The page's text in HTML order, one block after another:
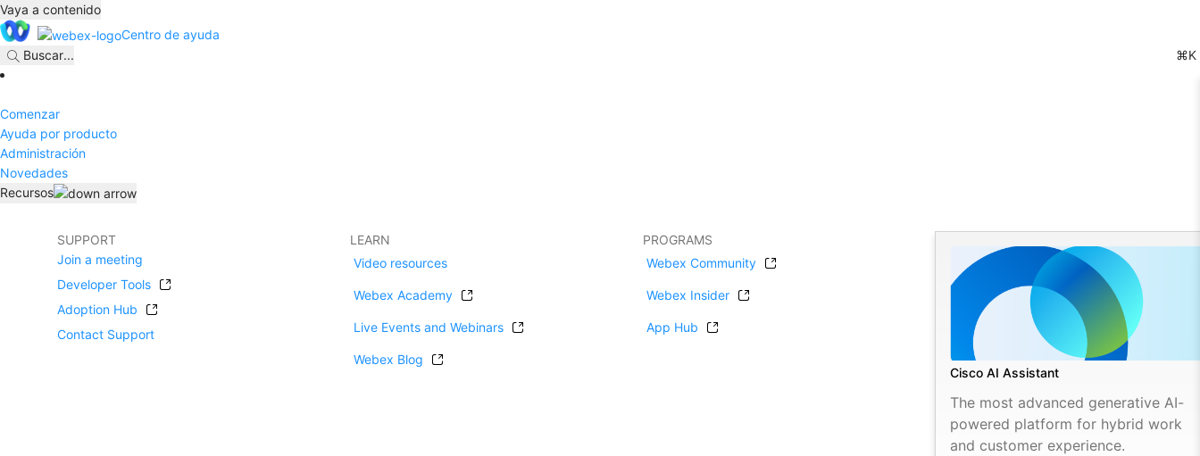
Vaya a contenido
Centro de ayuda
Buscar... ⌘K
Comenzar
Ayuda por producto
Administración
Novedades
Recursos
SUPPORT
Join a meeting
Developer Tools
Adoption Hub
Contact Support
LEARN
Video resources
Webex Academy
Live Events and Webinars
Webex Blog
PROGRAMS
Webex Community
Webex Insider
App Hub
Cisco AI Assistant
The most advanced generative AI-
powered platform for hybrid work
and customer experience.